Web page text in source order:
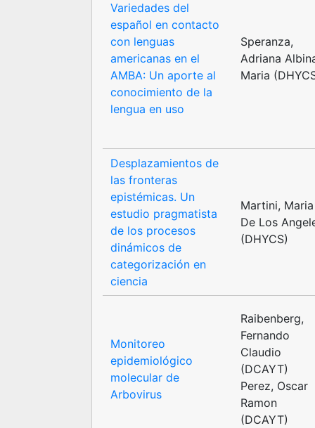
Variedades del
español en contacto
con lenguas
americanas en el
AMBA: Un aporte al
conocimiento de la
lengua en uso
Speranza,
Adriana
Maria
Desplazamientos de
las fronteras
epistémicas. Un
estudio pragmatista
de los procesos
dinámicos de
categorización en
ciencia
Martini, Maria
De Los
(DHYCS)
Monitoreo
epidemiológico
molecular de
Arbovirus
Raibenberg,
Fernando
Claudio
(DCAYT)
Perez, Oscar
Ramon
(DCAYT)